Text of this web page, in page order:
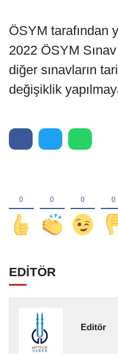
ÖSYM tarafından
2022 ÖSYM
diğer sınavların
değişiklik
EDİTÖR
Editör